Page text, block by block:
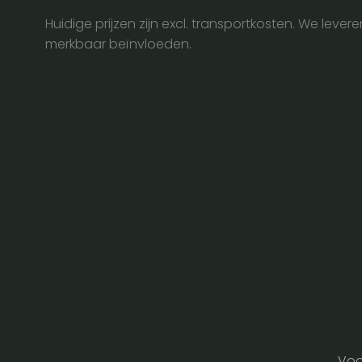
Huidige prijzen zijn excl. transportkosten. We
merkbaar beïnvloeden.